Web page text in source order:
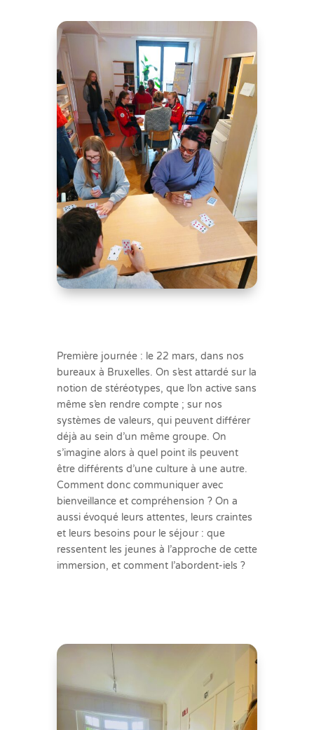
Première journée : le 22 mars, dans nos
bureaux à Bruxelles. On s’est attardé sur la
notion de stéréotypes, que l’on active sans
même s’en rendre compte ; sur nos
systèmes de valeurs, qui peuvent différer
déjà au sein d’un même groupe. On
s’imagine alors à quel point ils peuvent
être différents d’une culture à une autre.
Comment donc communiquer avec
bienveillance et compréhension ? On a
aussi évoqué leurs attentes, leurs craintes
et leurs besoins pour le séjour : que
ressentent les jeunes à l’approche de cette
immersion, et comment l’abordent-iels ?